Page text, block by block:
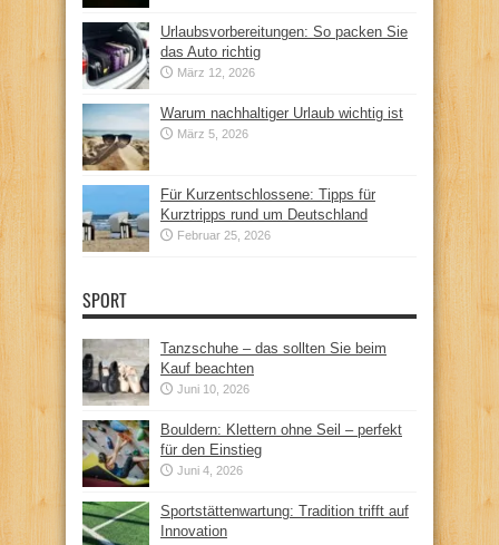
Urlaubsvorbereitungen: So packen Sie
das Auto richtig
März 12, 2026
Warum nachhaltiger Urlaub wichtig ist
März 5, 2026
Für Kurzentschlossene: Tipps für
Kurztripps rund um Deutschland
Februar 25, 2026
SPORT
Tanzschuhe – das sollten Sie beim
Kauf beachten
Juni 10, 2026
Bouldern: Klettern ohne Seil – perfekt
für den Einstieg
Juni 4, 2026
Sportstättenwartung: Tradition trifft auf
Innovation